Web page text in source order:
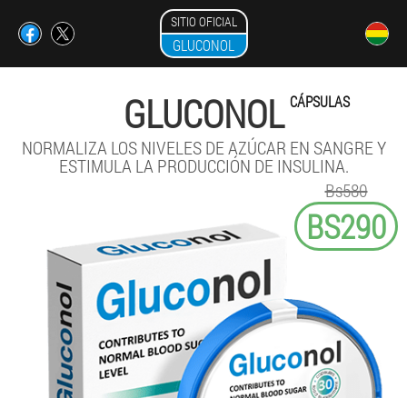
SITIO OFICIAL
GLUCONOL
GLUCONOL CÁPSULAS
NORMALIZA LOS NIVELES DE AZÚCAR EN SANGRE Y
ESTIMULA LA PRODUCCIÓN DE INSULINA.
Bs580
BS290